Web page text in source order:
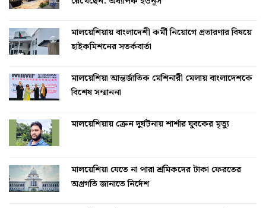
মালয়েশিয়ায় বাংলাদেশী কর্মী নিয়োগে প্রতারণার বিষয়ে
হাইকমিশনের সতর্কবার্তা
মালয়েশিয়া আন্তর্জাতিক মেশিনারী মেলায় বাংলাদেশকে
বিশেষ সম্মাননা
মালয়েশিয়ায় ক্রেন দুর্ঘটনায় শার্শার যুবকের মৃত্যু
মালয়েশিয়া যেতে না পারা শ্রমিকদের টাকা ফেরতের
অগ্রগতি জানাতে নির্দেশ